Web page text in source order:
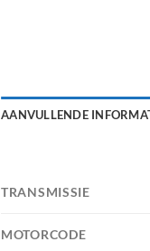
AANVULLENDE
TRANSMISSIE
MOTORCODE